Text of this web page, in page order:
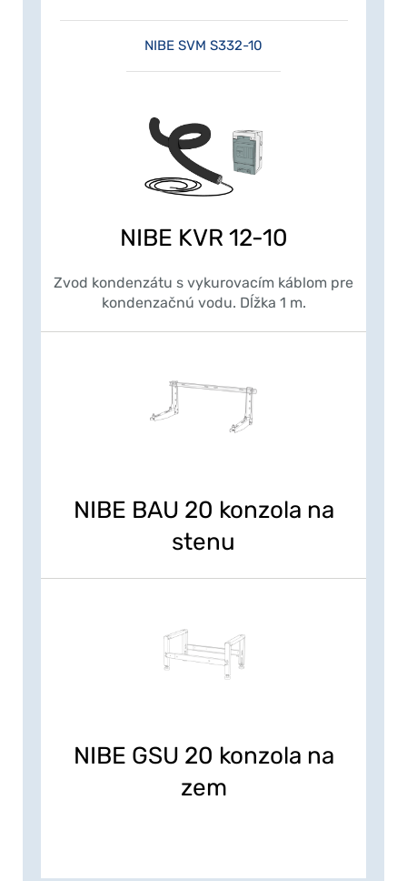
NIBE SVM S332-10
NIBE KVR 12-10
Zvod kondenzátu s vykurovacím káblom pre
kondenzačnú vodu. Dĺžka 1 m.
NIBE BAU 20 konzola na
stenu
NIBE GSU 20 konzola na
zem